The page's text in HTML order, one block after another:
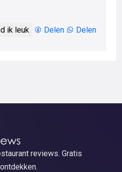
ik leuk Delen Delen
reviews. Gratis